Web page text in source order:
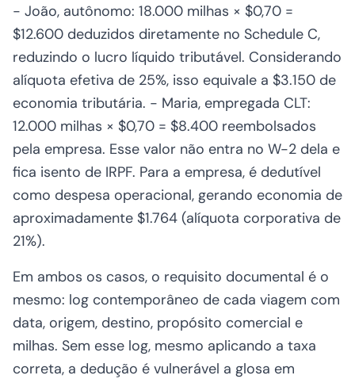
- João, autônomo: 18.000 milhas × $0,70 =
$12.600 deduzidos diretamente no Schedule C,
reduzindo o lucro líquido tributável. Considerando
alíquota efetiva de 25%, isso equivale a $3.150 de
economia tributária. - Maria, empregada CLT:
12.000 milhas × $0,70 = $8.400 reembolsados
pela empresa. Esse valor não entra no W-2 dela e
fica isento de IRPF. Para a empresa, é dedutível
como despesa operacional, gerando economia de
aproximadamente $1.764 (alíquota corporativa de
21%).
Em ambos os casos, o requisito documental é o
mesmo: log contemporâneo de cada viagem com
data, origem, destino, propósito comercial e
milhas. Sem esse log, mesmo aplicando a taxa
correta, a dedução é vulnerável a glosa em